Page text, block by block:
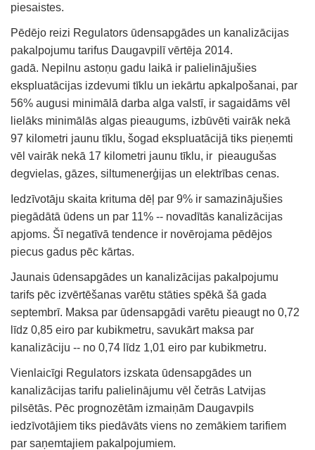
piesaistes.
Pēdējo reizi Regulators ūdensapgādes un kanalizācijas
pakalpojumu tarifus Daugavpilī vērtēja 2014.
gadā. Nepilnu astoņu gadu laikā ir palielinājušies
ekspluatācijas izdevumi tīklu un iekārtu apkalpošanai, par
56% augusi minimālā darba alga valstī, ir sagaidāms vēl
lielāks minimālās algas pieaugums, izbūvēti vairāk nekā
97 kilometri jaunu tīklu, šogad ekspluatācijā tiks pieņemti
vēl vairāk nekā 17 kilometri jaunu tīklu, ir pieaugušas
degvielas, gāzes, siltumenerģijas un elektrības cenas.
Iedzīvotāju skaita krituma dēļ par 9% ir samazinājušies
piegādātā ūdens un par 11% -- novadītās kanalizācijas
apjoms. Šī negatīvā tendence ir novērojama pēdējos
piecus gadus pēc kārtas.
Jaunais ūdensapgādes un kanalizācijas pakalpojumu
tarifs pēc izvērtēšanas varētu stāties spēkā šā gada
septembrī. Maksa par ūdensapgādi varētu pieaugt no 0,72
līdz 0,85 eiro par kubikmetru, savukārt maksa par
kanalizāciju -- no 0,74 līdz 1,01 eiro par kubikmetru.
Vienlaicīgi Regulators izskata ūdensapgādes un
kanalizācijas tarifu palielinājumu vēl četrās Latvijas
pilsētās. Pēc prognozētām izmaiņām Daugavpils
iedzīvotājiem tiks piedāvāts viens no zemākiem tarifiem
par saņemtajiem pakalpojumiem.